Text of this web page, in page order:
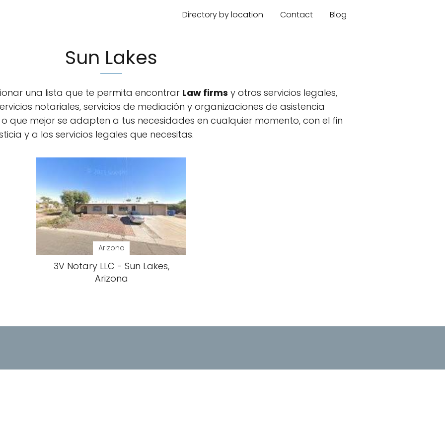
Directory by location Contact Blog
Sun Lakes
una lista que te permita encontrar Law firms y otros servicios legales,
notariales, servicios de mediación y organizaciones de asistencia
que mejor se adapten a tus necesidades en cualquier momento, con el fin
y a los servicios legales que necesitas.
Arizona
3V Notary LLC - Sun Lakes,
Arizona